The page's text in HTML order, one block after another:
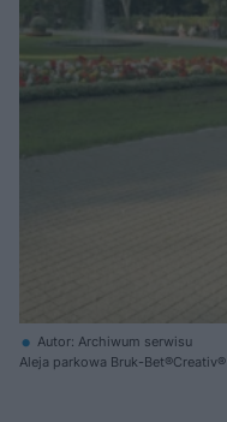
Autor: Archiwum serwisu
Aleja parkowa Bruk-Bet®Creativ®